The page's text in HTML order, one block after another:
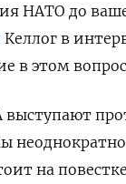
НАТО до
Келлог в
в этом
на